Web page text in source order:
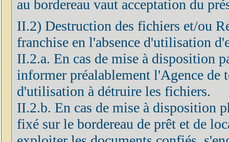
au bordereau vaut acceptation du
II.2) Destruction des fichiers et/ou
franchise en l'absence d'utilisation
II.2.a. En cas de mise à disposition
informer préalablement l'Agence de
d'utilisation à détruire les fichiers.
II.2.b. En cas de mise à disposition
fixé sur le bordereau de prêt et de